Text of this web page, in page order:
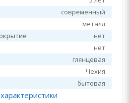
современный
металл
нет
нет
глянцевая
Чехия
бытовая